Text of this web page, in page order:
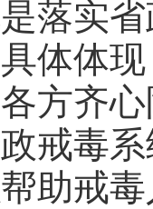
落实
体体
方齐
戒毒
助戒